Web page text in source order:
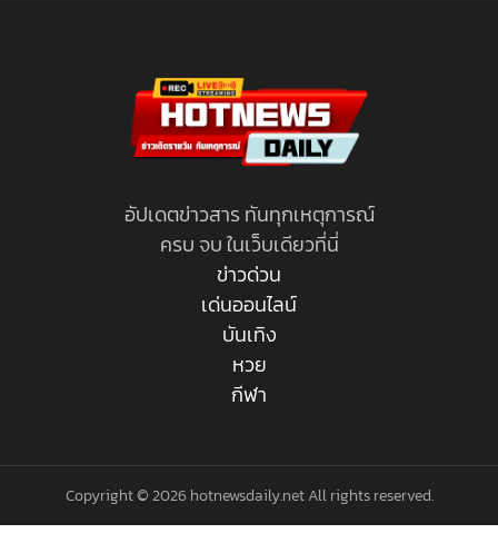
อัปเดตข่าวสาร ทันทุกเหตุการณ์
ครบ จบ ในเว็บเดียวที่นี่
ข่าวด่วน
เด่นออนไลน์
บันเทิง
หวย
กีฬา
Copyright © 2026 hotnewsdaily.net All rights reserved.